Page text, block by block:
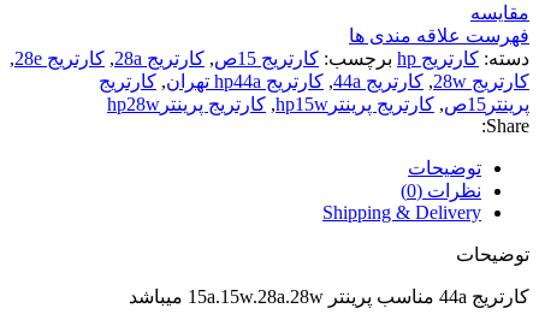
مقایسه
فهرست علاقه مندی ها
دسته: کارتریج hp برچسب: کارتریج 15ص , کارتریج 28a , کارتریج 28e
,
کارتریج 28w
, کارتریج 44a , کارتریج hp44a تهران , کارتریج
پرینتر15ص
, کارتریج پرینترhp15w , کارتریج پرینترhp28w
Share:
توضیحات
نظرات (0)
Shipping & Delivery
توضیحات
کارتریج 44a مناسب پرینتر 15a.15w.28a.28w میباشد